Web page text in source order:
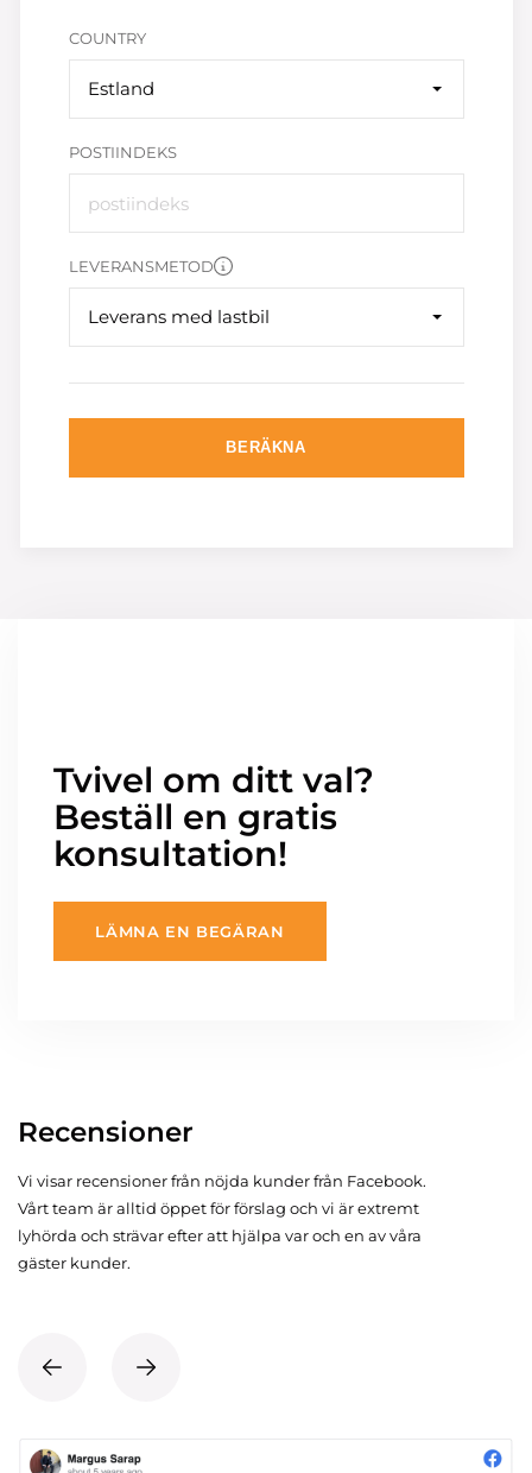
COUNTRY
Estland
POSTIINDEKS
LEVERANSMETOD
Leverans med lastbil
BERÄKNA
Tvivel om ditt val?
Beställ en gratis
konsultation!
LÄMNA EN BEGÄRAN
Recensioner
Vi visar recensioner från nöjda kunder från Facebook.
Vårt team är alltid öppet för förslag och vi är extremt
lyhörda och strävar efter att hjälpa var och en av våra
gäster kunder.